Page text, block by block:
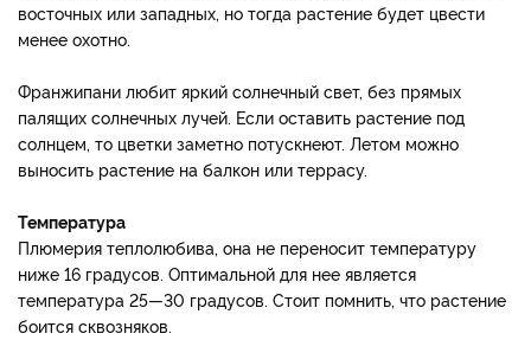
восточных или западных, но тогда растение будет цвести
менее охотно.
Франжипани любит яркий солнечный свет, без прямых
палящих солнечных лучей. Если оставить растение под
солнцем, то цветки заметно потускнеют. Летом можно
выносить растение на балкон или террасу.
Температура
Плюмерия теплолюбива, она не переносит температуру
ниже 16 градусов. Оптимальной для нее является
температура 25—30 градусов. Стоит помнить, что растение
боится сквозняков.